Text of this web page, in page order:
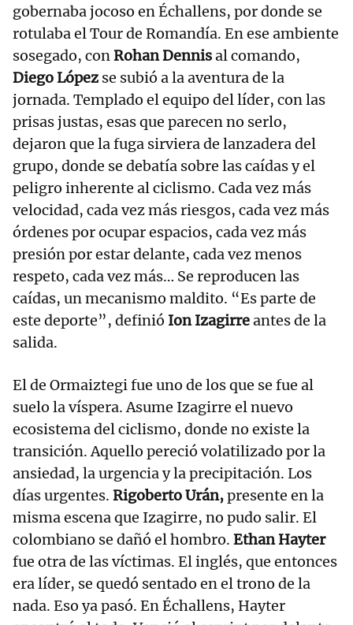
gobernaba jocoso en Échallens, por donde se
rotulaba el Tour de Romandía. En ese ambiente
sosegado, conRohan Dennisal comando,
Diego López se subió a la aventura de la
jornada. Templado el equipo del líder, con las
prisas justas, esas que parecen no serlo,
dejaron que la fuga sirviera de lanzadera del
grupo, donde se debatía sobre las caídas y el
peligro inherente al ciclismo. Cada vez más
velocidad, cada vez más riesgos, cada vez más
órdenes por ocupar espacios, cada vez más
presión por estar delante, cada vez menos
respeto, cada vez más… Se reproducen las
caídas, un mecanismo maldito. “Es parte de
este deporte”, definió Ion Izagirreantes de la
salida.
El de Ormaiztegi fue uno de los que se fue al
suelo la víspera. Asume Izagirre el nuevo
ecosistema del ciclismo, donde no existe la
transición. Aquello pereció volatilizado por la
ansiedad, la urgencia y la precipitación. Los
días urgentes. Rigoberto Urán,presente en la
misma escena que Izagirre, no pudo salir. El
colombiano se dañó el hombro. Ethan Hayter
fue otra de las víctimas. El inglés, que entonces
era líder, se quedó sentado en el trono de la
nada. Eso ya pasó. En Échallens, Hayter